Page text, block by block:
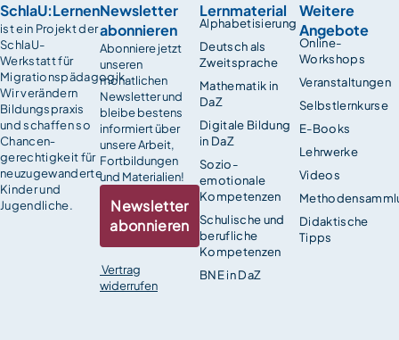
SchlaU:Lernen
ist ein Projekt der
SchlaU-
Werkstatt für
Migrationspädagogik.
Wir verändern
Bildungspraxis
und schaffen so
Chancen­
gerechtigkeit für
neuzugewanderte
Kinder und
Jugendliche.
Lernmaterial
Alphabetisierung
Deutsch als
Zweitsprache
Mathematik in
DaZ
Digitale Bildung
in DaZ
Sozio-
emotionale
Kompetenzen
Schulische und
berufliche
Kompetenzen
BNE in DaZ
Weitere
Angebote
Online-
Workshops
Veranstaltungen
Selbstlernkurse
E-Books
Lehrwerke
Videos
Didaktische
Tipps
Newsletter
abonnieren
Abonniere jetzt
unseren
monatlichen
Newsletter und
bleibe bestens
informiert über
unsere Arbeit,
Fortbildungen
und Materialien!
Newsletter
abonnieren
Vertrag
widerrufen